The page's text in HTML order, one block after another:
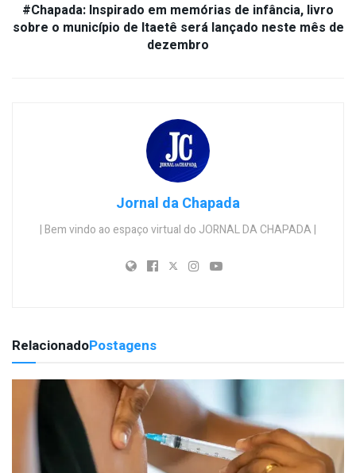
#Chapada: Inspirado em memórias de infância, livro
sobre o município de Itaetê será lançado neste mês de
dezembro
Jornal da Chapada
| Bem vindo ao espaço virtual do JORNAL DA CHAPADA |
RelacionadoPostagens